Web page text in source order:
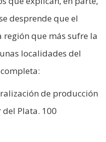
desprende que el
región que más sufre la
localidades del
de producción
Plata. 100